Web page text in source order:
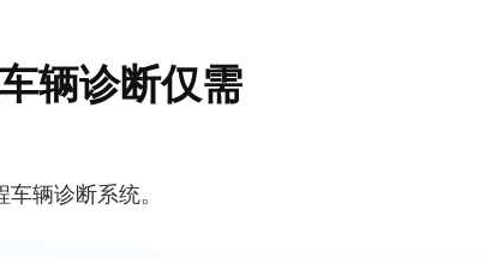
辆诊断仅需
辆诊断系统。